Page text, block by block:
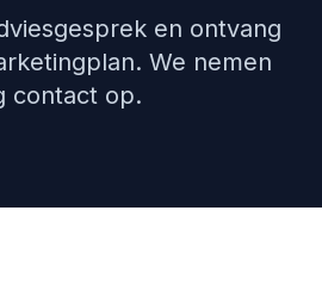
en ontvang
We nemen
contact op.